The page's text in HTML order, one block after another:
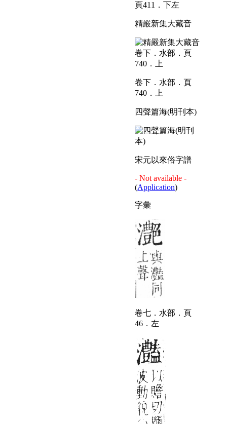
頁411．下左
精嚴新集大藏音
卷下．水部．頁
740．上
四聲篇海(明刊本)
宋元以來俗字譜
- Not available -
(Application)
字彙
卷七．水部．頁
46．左